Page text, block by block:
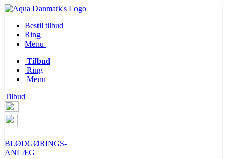
Bestil tilbud
Ring
Menu
Tilbud
Ring
Menu
Tilbud
BLØDGØRINGS-
ANLÆG